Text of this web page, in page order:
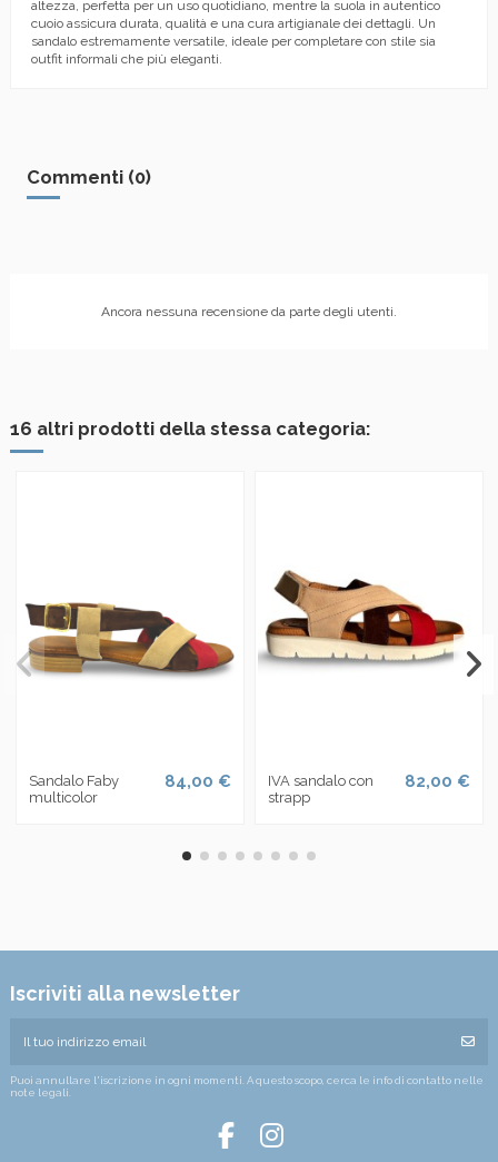
altezza, perfetta per un uso quotidiano, mentre la suola in autentico
cuoio assicura durata, qualità e una cura artigianale dei dettagli. Un
sandalo estremamente versatile, ideale per completare con stile sia
outfit informali che più eleganti.
Commenti (0)
Ancora nessuna recensione da parte degli utenti.
16 altri prodotti della stessa categoria:
Sandalo Faby
multicolor
84,00 €
IVA sandalo con
strapp
82,00 €
Iscriviti alla newsletter
Puoi annullare l'iscrizione in ogni momenti. A questo scopo, cerca le info di contatto nelle
note legali.